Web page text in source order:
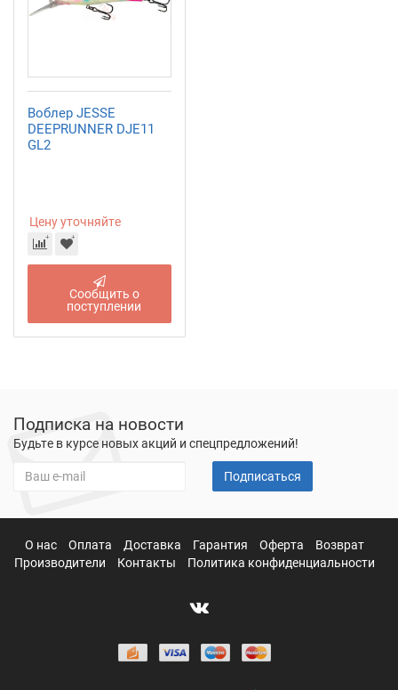
Воблер JESSE
DEEPRUNNER DJE11
GL2
Цену уточняйте
Сообщить о
поступлении
Подписка на новости
Будьте в курсе новых акций и спецпредложений!
Подписаться
О нас Оплата Доставка Гарантия Оферта
Возврат
Производители
Контакты Политика конфиденциальности